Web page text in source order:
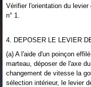
Vérifier l'orientation du
n° 1.
4. DEPOSER LE LEVIER
(a) A l'aide d'un poinçon
marteau, déposer de l'axe
changement de vitesse la
sélection intérieur, le levier